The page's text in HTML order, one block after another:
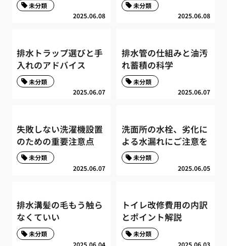
2025.06.08
未分類
2025.06.08
未分類
排水トラップ選びと手
入れのアドバイス
2025.06.07
未分類
排水管の仕組みと油汚
れ蓄積の科学
2025.06.07
未分類
失敗しない洗濯機設置
のための重要注意点
2025.06.07
未分類
洗面所の水栓、劣化に
よる水漏れにご注意を
2025.06.05
未分類
排水溝髪の毛もう触ら
なくていい
2025.06.04
未分類
トイレ改修費用の内訳
とポイント解説
2025.06.03
未分類